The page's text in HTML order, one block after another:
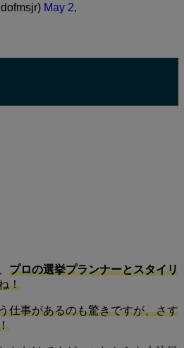
May 2,
プロの選挙プランナーとスタイリ
！
仕事があるのも驚きですが、さす